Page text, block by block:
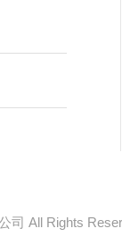
司 All Rights